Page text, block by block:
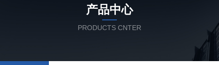
产品中心
PRODUCTS CNTER